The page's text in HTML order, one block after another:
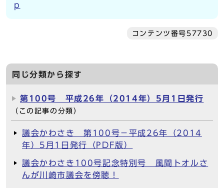
p
コンテンツ番号57730
同じ分類から探す
第100号 平成26年（2014年）5月1日発行
（この記事の分類）
議会かわさき 第100号－平成26年（2014
年）5月1日発行（PDF版）
議会かわさき100号記念特別号 風間トオルさ
んが川崎市議会を傍聴！